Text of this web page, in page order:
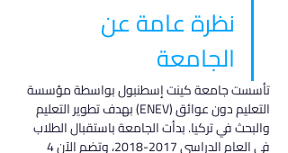
نظرة عامة عن
الجامعة
تأسست جامعة كينت إسطنبول بواسطة مؤسسة
التعليم دون عوائق (ENEV) بهدف تطوير التعليم
والبحث في تركيا. بدأت الجامعة باستقبال الطلاب